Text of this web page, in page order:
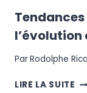
l’évolution
ParRodolphe
LIRE LA SUITE